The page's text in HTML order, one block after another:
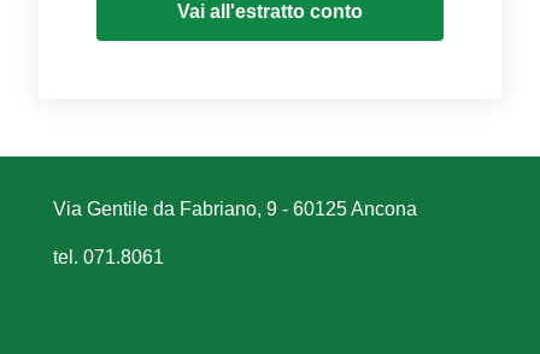
Vai all'estratto conto
Via Gentile da Fabriano, 9 - 60125 Ancona
tel. 071.8061